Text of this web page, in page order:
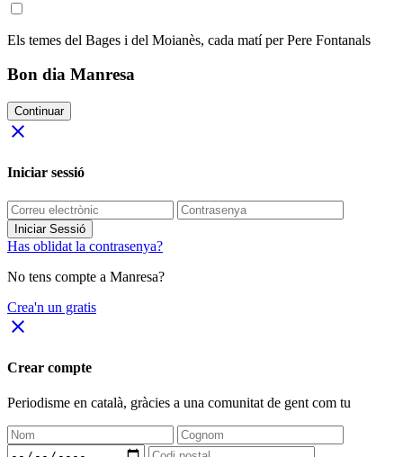
Els temes del Bages i del Moianès, cada matí per Pere Fontanals
Bon dia Manresa
Continuar
close
Iniciar sessió
Iniciar Sessió
Has oblidat la contrasenya?
No tens compte a Manresa?
Crea'n un gratis
close
Crear compte
Periodisme en català, gràcies a una comunitat de gent com tu